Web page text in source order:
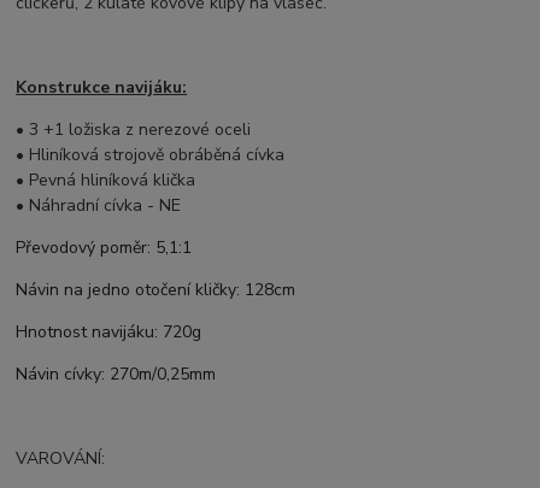
Konstrukce navijáku:
• 3 +1 ložiska z nerezové oceli
• Hliníková strojově obráběná cívka
• Pevná hliníková klička
• Náhradní cívka - NE
Převodový poměr: 5,1:1
Návin na jedno otočení kličky: 128cm
Hnotnost navijáku: 720g
Návin cívky: 270m/0,25mm
VAROVÁNÍ: